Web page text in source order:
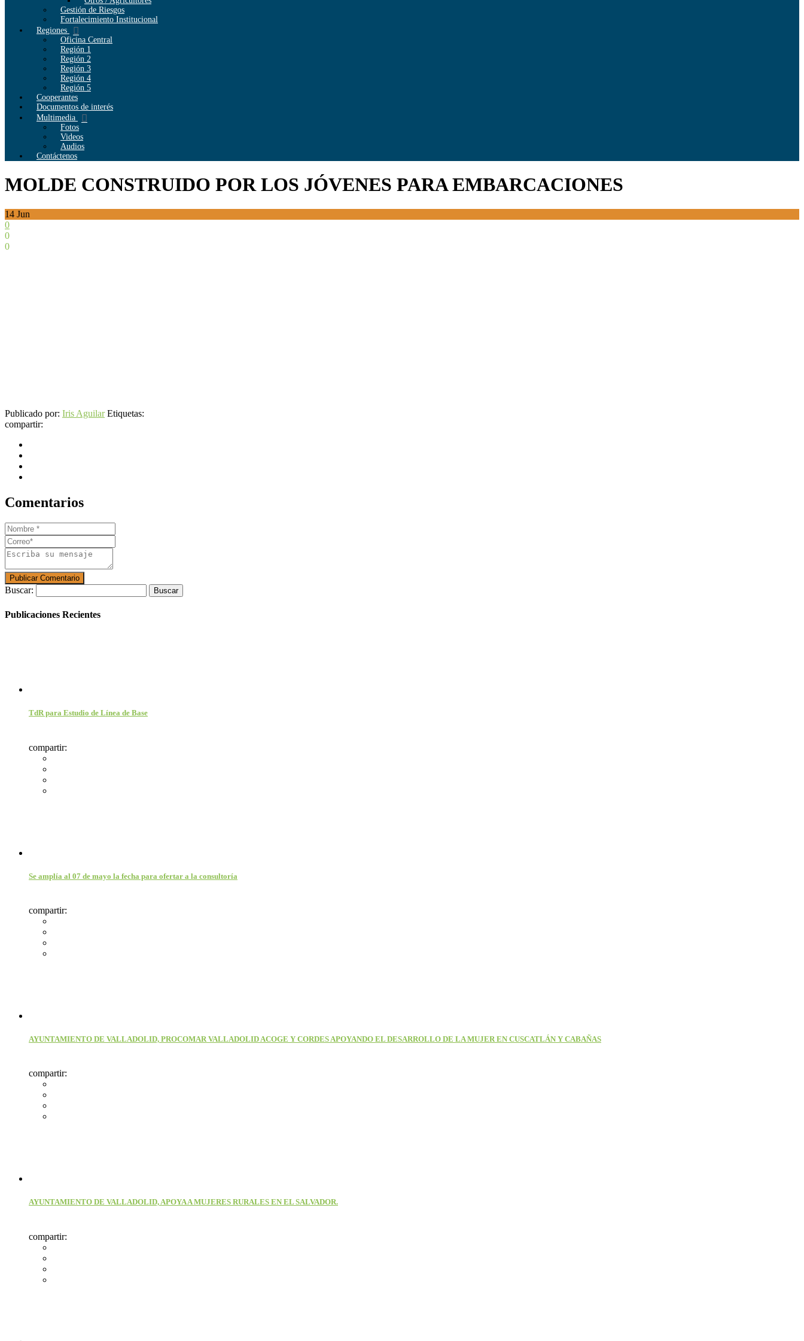
Gestión de Riesgos
Fortalecimiento Institucional
Regiones
Oficina Central
Región 1
Región 2
Región 3
Región 4
Región 5
Cooperantes
Documentos de interés
Multimedia
Fotos
Videos
Audios
Contáctenos
MOLDE CONSTRUIDO POR LOS JÓVENES PARA EMBARCACIONES
14 Jun
0
0
0
Publicado por: Iris Aguilar Etiquetas:
compartir:
Comentarios
Buscar:
Publicaciones Recientes
TdR para Estudio de Línea de Base
compartir:
Se amplía al 07 de mayo la fecha para ofertar a la consultoría
compartir:
AYUNTAMIENTO DE VALLADOLID, PROCOMAR VALLADOLID ACOGE Y CORDES APOYANDO EL DESARROLLO DE LA MUJER EN CUSCATLÁN Y CABAÑAS
compartir:
AYUNTAMIENTO DE VALLADOLID, APOYA A MUJERES RURALES EN EL SALVADOR.
compartir: